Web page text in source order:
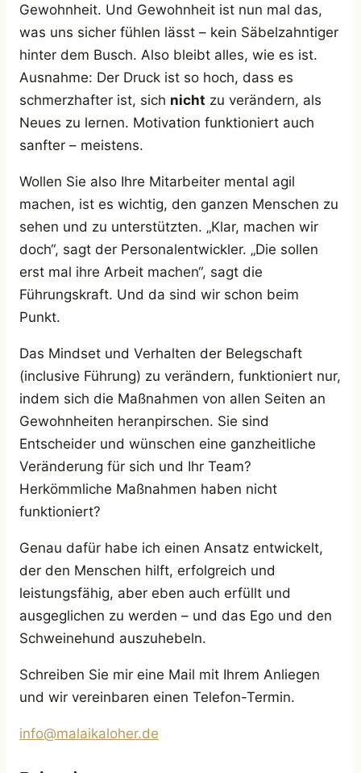
Gewohnheit. Und Gewohnheit ist nun mal das,
was uns sicher fühlen lässt – kein Säbelzahntiger
hinter dem Busch. Also bleibt alles, wie es ist.
Ausnahme: Der Druck ist so hoch, dass es
schmerzhafter ist, sich nicht zu verändern, als
Neues zu lernen. Motivation funktioniert auch
sanfter – meistens.
Wollen Sie also Ihre Mitarbeiter mental agil
machen, ist es wichtig, den ganzen Menschen zu
sehen und zu unterstützten. „Klar, machen wir
doch“, sagt der Personalentwickler. „Die sollen
erst mal ihre Arbeit machen“, sagt die
Führungskraft. Und da sind wir schon beim
Punkt.
Das Mindset und Verhalten der Belegschaft
(inclusive Führung) zu verändern, funktioniert nur,
indem sich die Maßnahmen von allen Seiten an
Gewohnheiten heranpirschen. Sie sind
Entscheider und wünschen eine ganzheitliche
Veränderung für sich und Ihr Team?
Herkömmliche Maßnahmen haben nicht
funktioniert?
Genau dafür habe ich einen Ansatz entwickelt,
der den Menschen hilft, erfolgreich und
leistungsfähig, aber eben auch erfüllt und
ausgeglichen zu werden – und das Ego und den
Schweinehund auszuhebeln.
Schreiben Sie mir eine Mail mit Ihrem Anliegen
und wir vereinbaren einen Telefon-Termin.
info@malaikaloher.de